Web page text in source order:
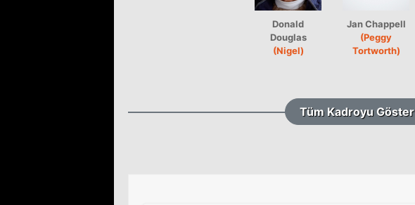
Donald
Douglas
(Nigel)
Jan Chappell
(Peggy
Tortworth)
Tüm Kadroyu Göster